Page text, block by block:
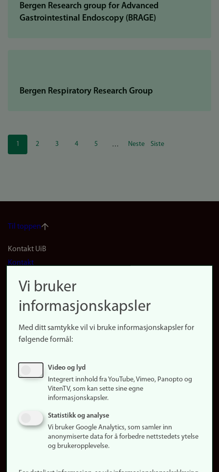
Bergen Research group for Advanced
Gastrointestinal Endoscopy (BRAGE)
Bergen Respiratory Research Group
Sider
Nåværende
side
1 Side
2 Side
3 Side
4 Side
5 …
Neste
Neste
Siste
Siste
Til toppen
Footer
(no)
Kontakt UiB
Kontakt
Finn forsker
Presse
Finn studier
Ledige stillinger
Om nettstedet
Informasjonskapsler
Vi bruker
informasjonskapsler
Med ditt samtykke vil vi bruke informasjonskapsler for
følgende formål:
Video og lyd
Integrert innhold fra YouTube, Vimeo, Panopto og
VitenTV, som kan sette sine egne
informasjonskapsler.
Statistikk og analyse
Vi bruker Google Analytics, som samler inn
anonymiserte data for å forbedre nettstedets ytelse
og brukeropplevelse.